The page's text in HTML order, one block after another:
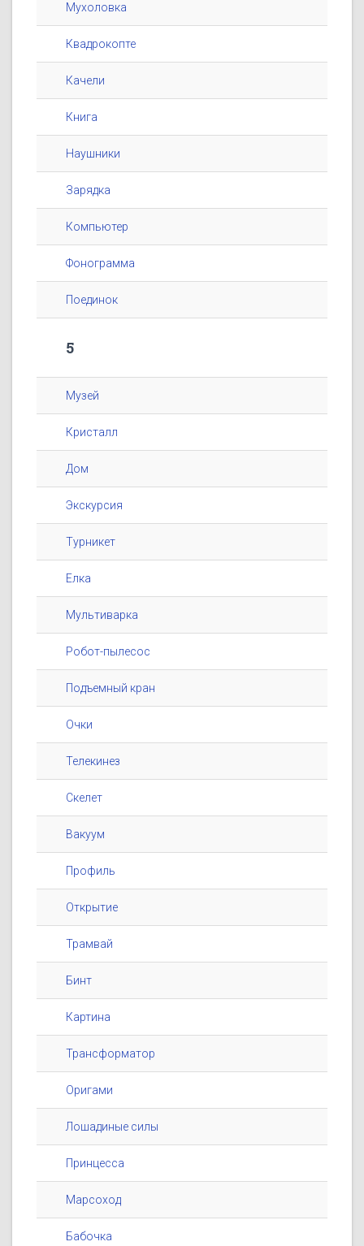
Мухоловка
Квадрокопте
Качели
Книга
Наушники
Зарядка
Компьютер
Фонограмма
Поединок
5
Музей
Кристалл
Дом
Экскурсия
Турникет
Елка
Мультиварка
Робот-пылесос
Подъемный кран
Очки
Телекинез
Скелет
Вакуум
Профиль
Открытие
Трамвай
Бинт
Картина
Трансформатор
Оригами
Лошадиные силы
Принцесса
Марсоход
Бабочка